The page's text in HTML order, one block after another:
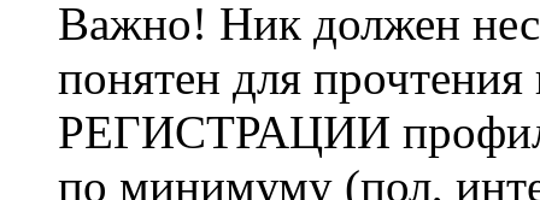
Важно! Ник должен
понятен для
РЕГИСТРАЦИИ профиль
по минимуму (пол,